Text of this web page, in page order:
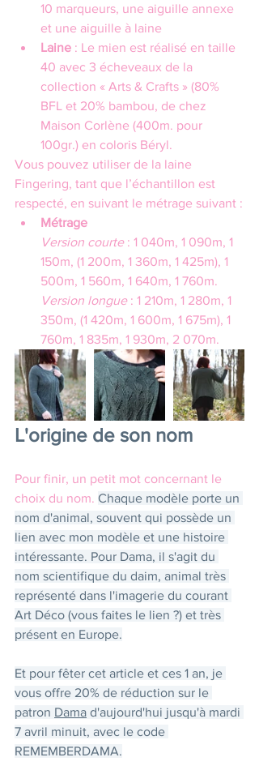
10 marqueurs, une aiguille annexe
et une aiguille à laine
Laine : Le mien est réalisé en taille
40 avec 3 écheveaux de la
collection « Arts & Crafts » (80%
BFL et 20% bambou, de chez
Maison Corlène (400m. pour
100gr.) en coloris Béryl.
Vous pouvez utiliser de la laine
Fingering, tant que l’échantillon est
respecté, en suivant le métrage suivant :
Métrage
Version courte : 1 040m, 1 090m, 1
150m, (1 200m, 1 360m, 1 425m), 1
500m, 1 560m, 1 640m, 1 760m.
Version longue : 1 210m, 1 280m, 1
350m, (1 420m, 1 600m, 1 675m), 1
760m, 1 835m, 1 930m, 2 070m.
L'origine de son nom
Pour finir, un petit mot concernant le
choix du nom. Chaque modèle porte un
nom d'animal, souvent qui possède un
lien avec mon modèle et une histoire
intéressante. Pour Dama, il s'agit du
nom scientifique du daim, animal très
représenté dans l'imagerie du courant
Art Déco (vous faites le lien ?) et très
présent en Europe.
Et pour fêter cet article et ces 1 an, je
vous offre 20% de réduction sur le
patron Dama d'aujourd'hui jusqu'à mardi
7 avril minuit, avec le code
REMEMBERDAMA.